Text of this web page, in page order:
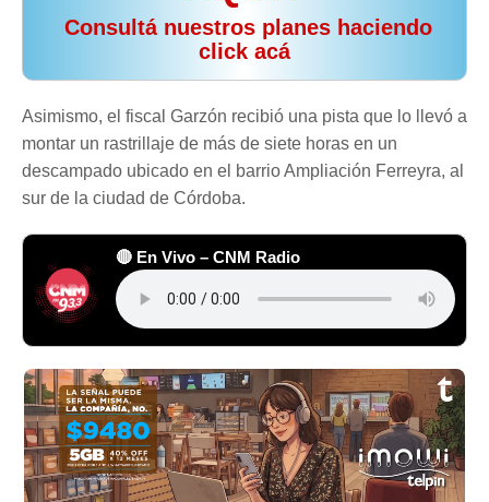
️ Consultá nuestros planes haciendo
click acá
Asimismo, el fiscal Garzón recibió una pista que lo llevó a
montar un rastrillaje de más de siete horas en un
descampado ubicado en el barrio Ampliación Ferreyra, al
sur de la ciudad de Córdoba.
🔴 En Vivo – CNM Radio